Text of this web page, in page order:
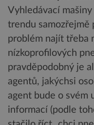
Vyhledávací
trendu samozřejmě
problém najít třeba
nízkoprofilových
pravděpodobný je
agentů, jakýchsi
agent bude o svém
informací (podle